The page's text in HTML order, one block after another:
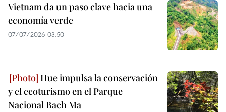
Vietnam da un paso clave hacia una
economía verde
07/07/2026 03:50
Hue impulsa la conservación
y el ecoturismo en el Parque
Nacional Bach Ma